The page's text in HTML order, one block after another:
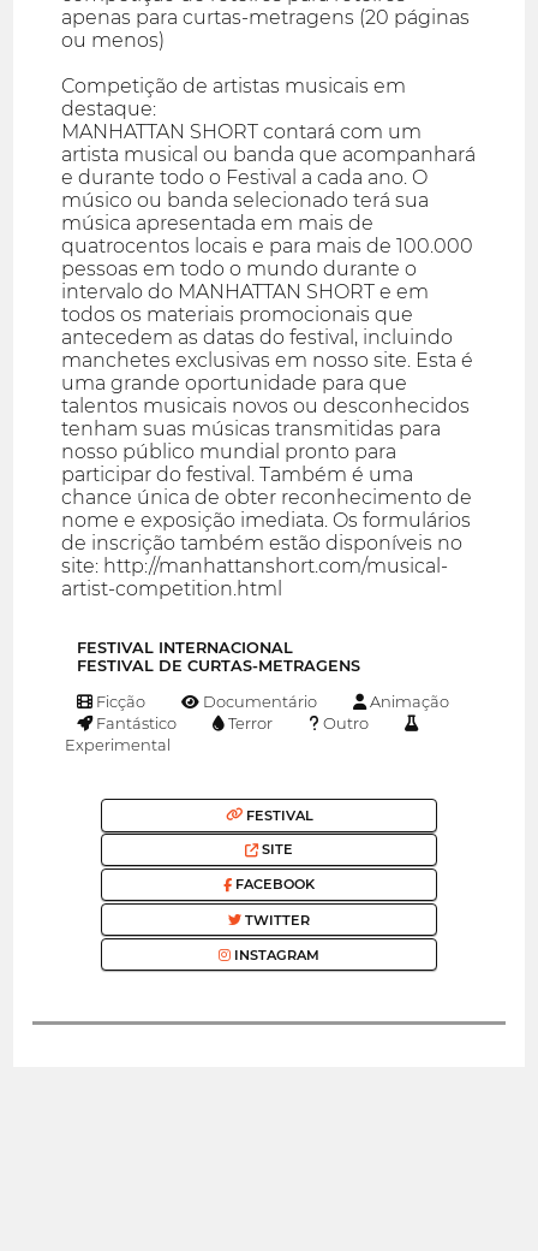
apenas para curtas-metragens (20 páginas
ou menos)
Competição de artistas musicais em
destaque:
MANHATTAN SHORT contará com um
artista musical ou banda que acompanhará
e durante todo o Festival a cada ano. O
músico ou banda selecionado terá sua
música apresentada em mais de
quatrocentos locais e para mais de 100.000
pessoas em todo o mundo durante o
intervalo do MANHATTAN SHORT e em
todos os materiais promocionais que
antecedem as datas do festival, incluindo
manchetes exclusivas em nosso site. Esta é
uma grande oportunidade para que
talentos musicais novos ou desconhecidos
tenham suas músicas transmitidas para
nosso público mundial pronto para
participar do festival. Também é uma
chance única de obter reconhecimento de
nome e exposição imediata. Os formulários
de inscrição também estão disponíveis no
site: http://manhattanshort.com/musical-
artist-competition.html
FESTIVAL INTERNACIONAL
FESTIVAL DE CURTAS-METRAGENS
Ficção Documentário
Animação
Fantástico
Terror
Outro
Experimental
FESTIVAL
SITE
FACEBOOK
TWITTER
INSTAGRAM